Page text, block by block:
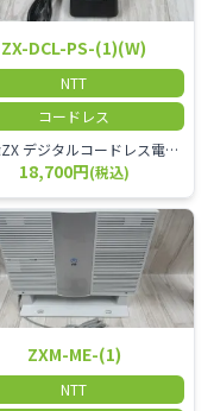
ZX-DCL-PS-(1)(W)
NTT
コードレス
NTT αZX デジタルコードレス電話機 対応主装置及びアンテナを使用してご利用いただけます。 特に工場や倉庫等、オフィスから離れたところで作業をされている方に適しています。
18,700円(税込)
ZXM-ME-(1)
NTT